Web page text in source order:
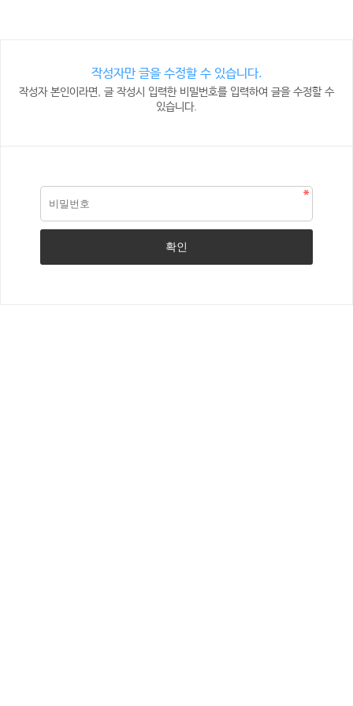
작성자만 글을 수정할 수 있습니다.
작성자 본인이라면, 글 작성시 입력한 비밀번호를 입력하여 글을 수정할 수
있습니다.